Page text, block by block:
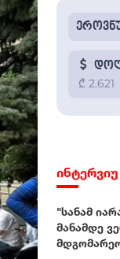
ინტერვიუ
"სანამ
მანამდე